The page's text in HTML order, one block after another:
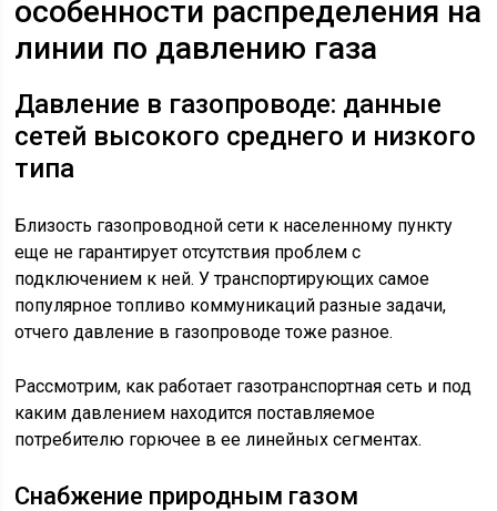
особенности распределения на
линии по давлению газа
Давление в газопроводе: данные
сетей высокого среднего и низкого
типа
Близость газопроводной сети к населенному пункту
еще не гарантирует отсутствия проблем с
подключением к ней. У транспортирующих самое
популярное топливо коммуникаций разные задачи,
отчего давление в газопроводе тоже разное.
Рассмотрим, как работает газотранспортная сеть и под
каким давлением находится поставляемое
потребителю горючее в ее линейных сегментах.
Снабжение природным газом